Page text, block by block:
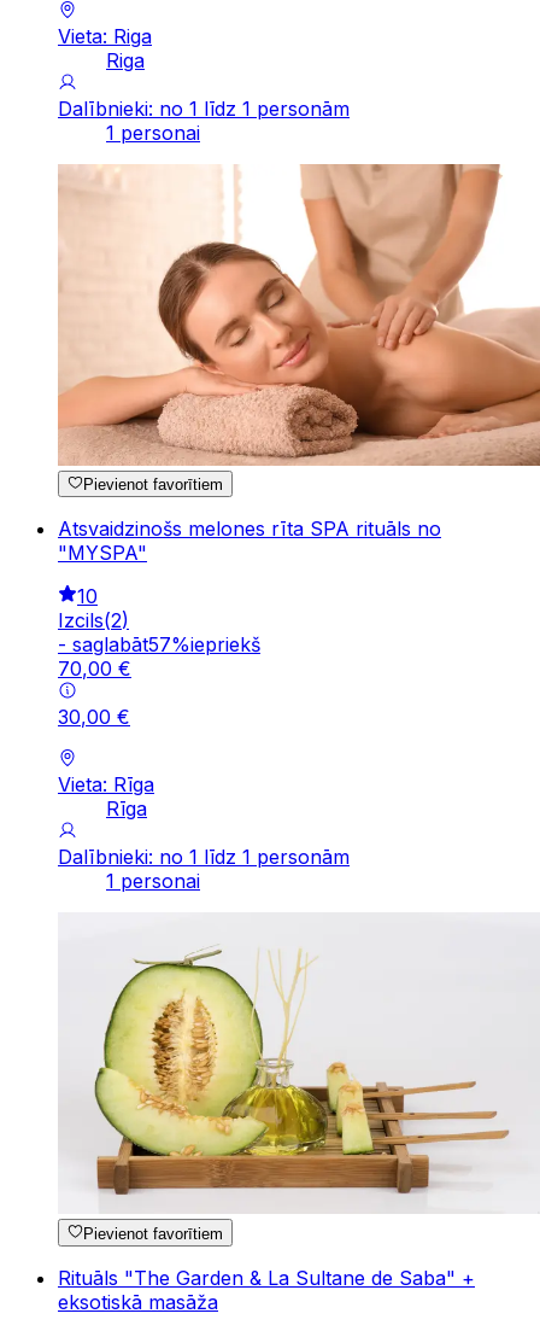
Vieta: Riga
Riga
Dalībnieki: no 1 līdz 1 personām
1 personai
Pievienot favorītiem
Atsvaidzinošs melones rīta SPA rituāls no
"MYSPA"
10
Izcils(2)
- saglabāt57%iepriekš
70,00 €
30,00 €
Vieta: Rīga
Rīga
Dalībnieki: no 1 līdz 1 personām
1 personai
Pievienot favorītiem
Rituāls "The Garden & La Sultane de Saba" +
eksotiskā masāža